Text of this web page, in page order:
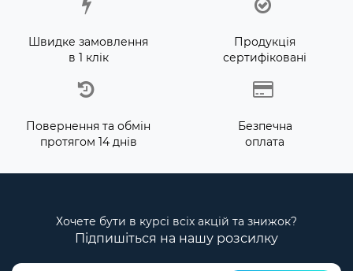
Швидке замовлення
в 1 клік
Продукція
сертифіковані
Повернення та обмін
протягом 14 днів
Безпечна
оплата
Хочете бути в курсі всіх акцій та знижок?
Підпишіться на нашу розсилку